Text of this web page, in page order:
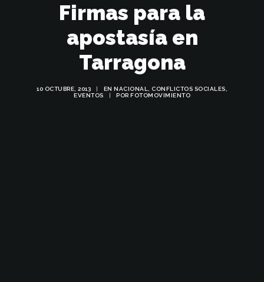
Firmas para la
apostasía en
Tarragona
10 OCTUBRE, 2013 | EN NACIONAL CONFLICTOS SOCIALES
EVENTOS
| POR FOTOMOVIMIENTO